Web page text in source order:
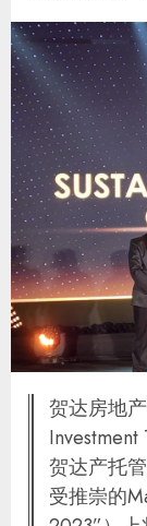
贺达房地
贺达产托
受推崇的